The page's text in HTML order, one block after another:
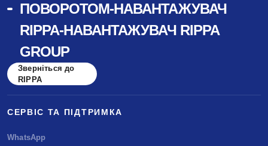
ПОВОРОТОМ-НАВАНТАЖУВАЧ
RIPPA-НАВАНТАЖУВАЧ RIPPA
GROUP
Зверніться до
RIPPA
СЕРВІС ТА ПІДТРИМКА
WhatsApp